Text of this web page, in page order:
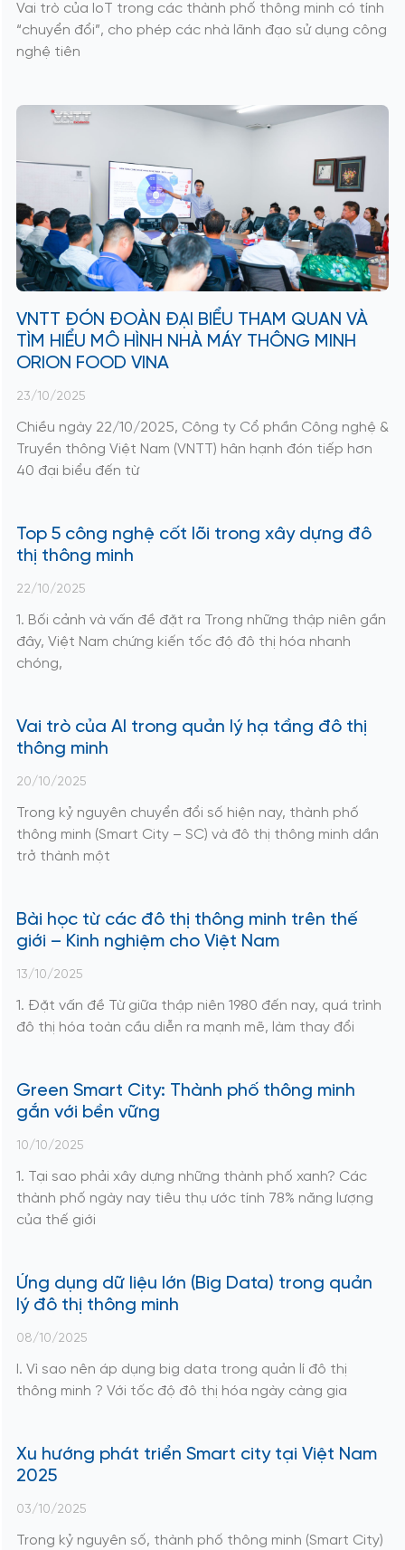
Vai trò của IoT trong các thành phố thông minh có tính
“chuyển đổi”, cho phép các nhà lãnh đạo sử dụng công
nghệ tiên
VNTT ĐÓN ĐOÀN ĐẠI BIỂU THAM QUAN VÀ
TÌM HIỂU MÔ HÌNH NHÀ MÁY THÔNG MINH
ORION FOOD VINA
23/10/2025
Chiều ngày 22/10/2025, Công ty Cổ phần Công nghệ &
Truyền thông Việt Nam (VNTT) hân hạnh đón tiếp hơn
40 đại biểu đến từ
Top 5 công nghệ cốt lõi trong xây dựng đô
thị thông minh​
22/10/2025
1. Bối cảnh và vấn đề đặt ra Trong những thập niên gần
đây, Việt Nam chứng kiến tốc độ đô thị hóa nhanh
chóng,
Vai trò của AI trong quản lý hạ tầng đô thị
thông minh
20/10/2025
Trong kỷ nguyên chuyển đổi số hiện nay, thành phố
thông minh (Smart City – SC) và đô thị thông minh dần
trở thành một
Bài học từ các đô thị thông minh trên thế
giới – Kinh nghiệm cho Việt Nam
13/10/2025
1. Đặt vấn đề Từ giữa thập niên 1980 đến nay, quá trình
đô thị hóa toàn cầu diễn ra mạnh mẽ, làm thay đổi
Green Smart City: Thành phố thông minh
gắn với bền vững
10/10/2025
1. Tại sao phải xây dựng những thành phố xanh? Các
thành phố ngày nay tiêu thụ ước tính 78% năng lượng
của thế giới
Ứng dụng dữ liệu lớn (Big Data) trong quản
lý đô thị thông minh
08/10/2025
I. Vì sao nên áp dụng big data trong quản lí đô thị
thông minh ? Với tốc độ đô thị hóa ngày càng gia
Xu hướng phát triển Smart city tại Việt Nam
2025
03/10/2025
Trong kỷ nguyên số, thành phố thông minh (Smart City)